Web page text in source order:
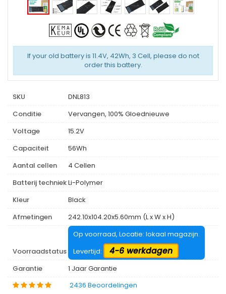
If your old battery is 11.4V, 42Wh, 3 Cell, please do not
order this battery.
SKU
DNL813
Conditie
Vervangen, 100% Gloednieuwe
Voltage
15.2V
Capaciteit
56Wh
Aantal cellen
4 Cellen
Batterij techniekLi-Polymer
Kleur
Black
Afmetingen
242.10x104.20x5.60mm (L x W x H)
Voorraadstatus
Op voorraad, Locatie: lokaal magazijn.
Levertijd:
4-6 werkdagen
Garantie
1 Jaar Garantie
2436 Beoordelingen